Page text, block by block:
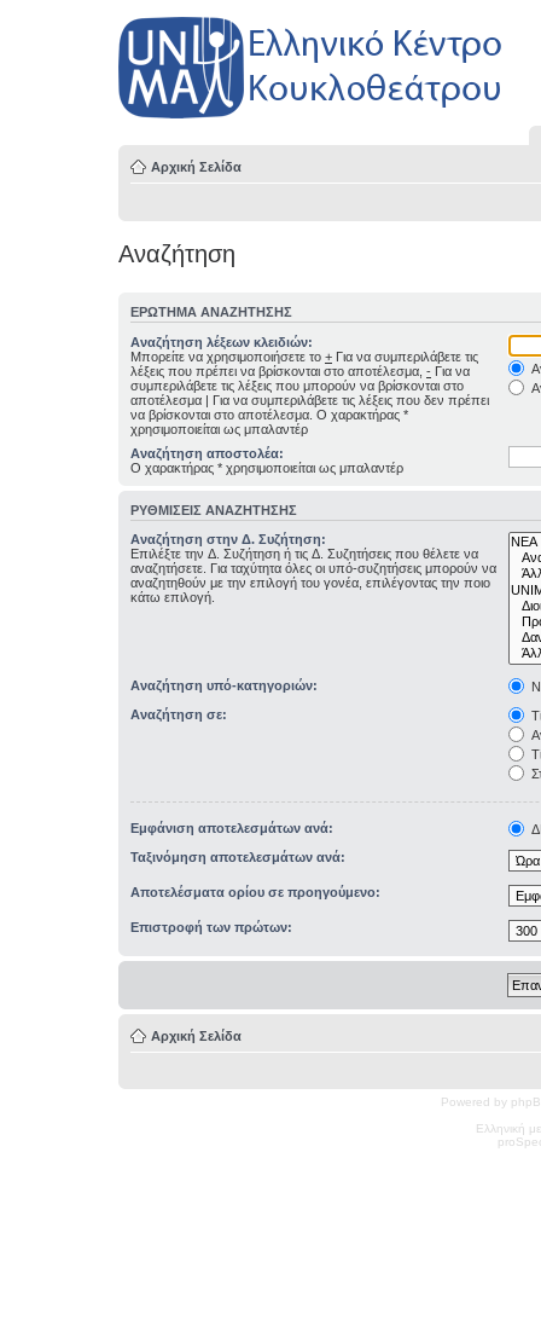
Αρχική Σελίδα
Αναζήτηση
ΕΡΏΤΗΜΑ ΑΝΑΖΉΤΗΣΗΣ
Αναζήτηση λέξεων κλειδιών:
Μπορείτε να χρησιμοποιήσετε το + Για να συμπεριλάβετε τις
λέξεις που πρέπει να βρίσκονται στο αποτέλεσμα, - Για να
συμπεριλάβετε τις λέξεις που μπορούν να βρίσκονται στο
αποτέλεσμα | Για να συμπεριλάβετε τις λέξεις που δεν πρέπει
να βρίσκονται στο αποτέλεσμα. Ο χαρακτήρας *
χρησιμοποιείται ως μπαλαντέρ
Αναζήτηση αποστολέα:
Ο χαρακτήρας * χρησιμοποιείται ως μπαλαντέρ
ΡΥΘΜΊΣΕΙΣ ΑΝΑΖΉΤΗΣΗΣ
Αναζήτηση στην Δ. Συζήτηση:
Επιλέξτε την Δ. Συζήτηση ή τις Δ. Συζητήσεις που θέλετε να
αναζητήσετε. Για ταχύτητα όλες οι υπό-συζητήσεις μπορούν να
αναζητηθούν με την επιλογή του γονέα, επιλέγοντας την ποιο
κάτω επιλογή.
Αναζήτηση υπό-κατηγοριών:
Αναζήτηση σε:
Εμφάνιση αποτελεσμάτων ανά:
Ταξινόμηση αποτελεσμάτων ανά:
Αποτελέσματα ορίου σε προηγούμενο:
Επιστροφή των πρώτων:
Αρχική Σελίδα
Powered by
Ελληνική
pro